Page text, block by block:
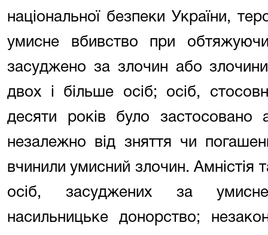
національної безпеки України,
умисне вбивство при
засуджено за злочин або
двох і більше осіб; осіб,
десяти років було застосовано
незалежно від зняття чи
вчинили умисний злочин. Амністія
осіб, засуджених за
насильницьке донорство;